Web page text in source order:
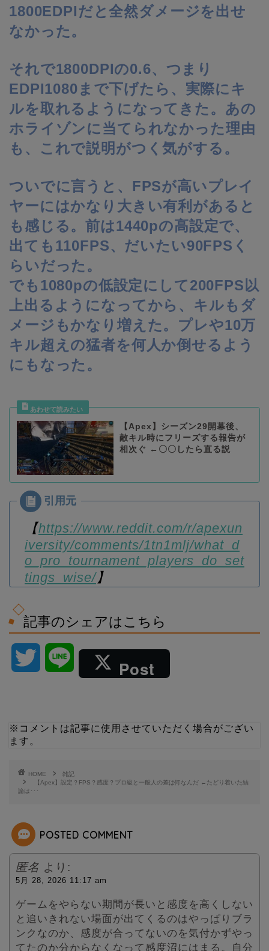
1800EDPIだと全然ダメージを出せ
なかった。
それで1800DPIの0.6、つまり
EDPI1080まで下げたら、実際にキ
ルを取れるようになってきた。あの
ホライゾンに当てられなかった理由
も、これで説明がつく気がする。
ついでに言うと、FPSが高いプレイ
ヤーにはかなり大きい有利があると
も感じる。前は1440pの高設定で、
出ても110FPS、だいたい90FPSく
らいだった。
でも1080pの低設定にして200FPS以
上出るようになってから、キルもダ
メージもかなり増えた。プレや10万
キル超えの猛者を何人か倒せるよう
にもなった。
【Apex】シーズン29開幕後、
敵キル時にフリーズする報告が
相次ぐ ←〇〇したら直る説
【https://www.reddit.com/r/apexun
iversity/comments/1tn1mlj/what_d
o_pro_tournament_players_do_set
tings_wise/】
記事のシェアはこちら
t
r
Post
※コメントは記事に使用させていただく場合がござい
ます。
HOME
雑記
【Apex】設定？FPS？感度？プロ級と一般人の差は何なんだ ←たどり着いた結
論は･･･
POSTED COMMENT
匿名 より:
5月 28, 2026 11:17 am
ゲームをやらない期間が長いと感度を高くしない
と追いきれない場面が出てくるのはやっぱりブラ
ンクなのか、感度が合ってないのを気付かずやっ
てたのか分からなくなって感度沼にはまる。自分